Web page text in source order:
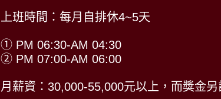
上班時間：每月自排休4~5天
① PM 06:30-AM 04:30
② PM 07:00-AM 06:00
月薪資：30,000-55,000元以上，而獎金另